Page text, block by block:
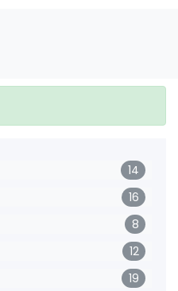
14
16
8
12
19